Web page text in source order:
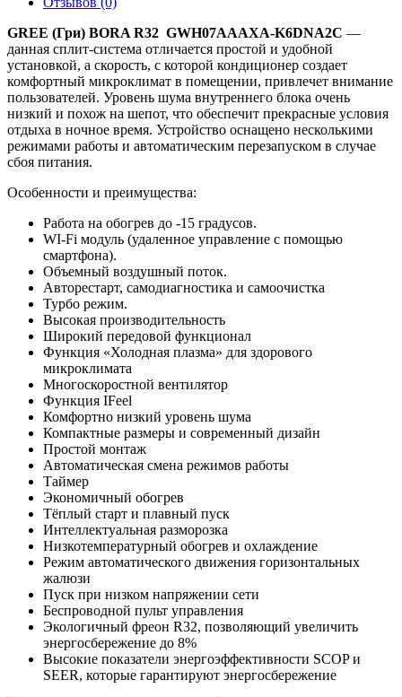
GREE (Гри) BORA R32 GWH07AAAXA-K6DNA2C —
данная сплит-система отличается простой и удобной
установкой, а скорость, с которой кондиционер создает
комфортный микроклимат в помещении, привлечет внимание
пользователей. Уровень шума внутреннего блока очень
низкий и похож на шепот, что обеспечит прекрасные условия
отдыха в ночное время. Устройство оснащено несколькими
режимами работы и автоматическим перезапуском в случае
сбоя питания.
Особенности и преимущества:
Работа на обогрев до -15 градусов.
WI-Fi модуль (удаленное управление с помощью
смартфона).
Объемный воздушный поток.
Авторестарт, самодиагностика и самоочистка
Турбо режим.
Высокая производительность
Широкий передовой функционал
Функция «Холодная плазма» для здорового
микроклимата
Многоскоростной вентилятор
Функция IFeel
Комфортно низкий уровень шума
Компактные размеры и современный дизайн
Простой монтаж
Автоматическая смена режимов работы
Таймер
Экономичный обогрев
Тёплый старт и плавный пуск
Интеллектуальная разморозка
Низкотемпературный обогрев и охлаждение
Режим автоматического движения горизонтальных
жалюзи
Пуск при низком напряжении сети
Беспроводной пульт управления
Экологичный фреон R32, позволяющий увеличить
энергосбережение до 8%
Высокие показатели энергоэффективности SCOP и
SEER, которые гарантируют энергосбережение